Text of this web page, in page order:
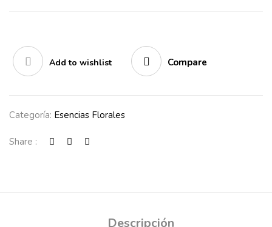
Add to wishlist Compare
Categoría: Esencias Florales
Share :
Descripción